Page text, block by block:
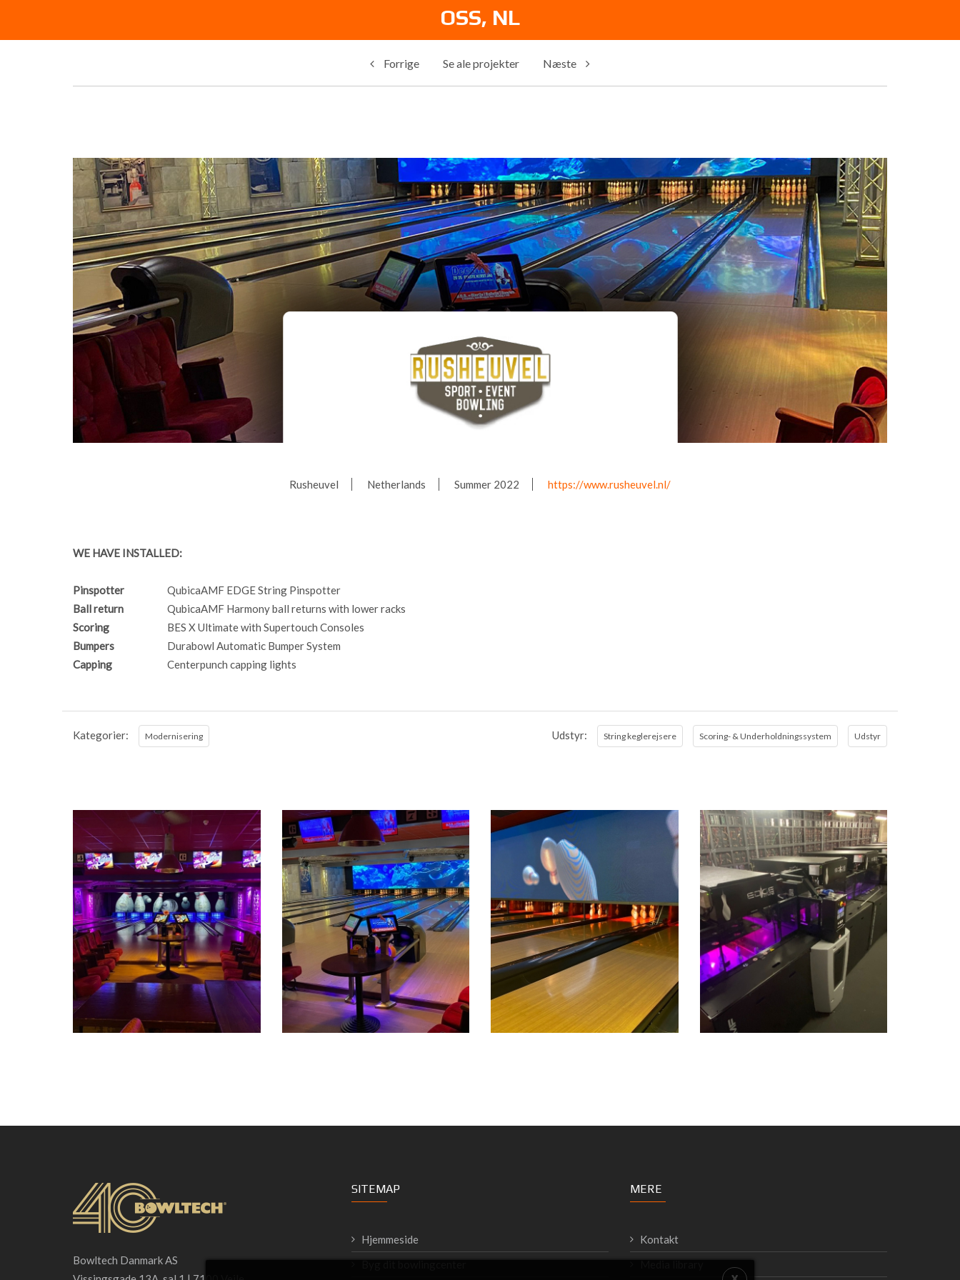
OSS, NL
Forrige Se ale projekter Næste
Rusheuvel Netherlands Summer 2022 https://www.rusheuvel.nl/
WE HAVE INSTALLED:
Pinspotter QubicaAMF EDGE String Pinspotter
Ball return
QubicaAMF Harmony ball returns with lower racks
Scoring
BES X Ultimate with Supertouch Consoles
Bumpers
Durabowl Automatic Bumper System
Capping
Centerpunch capping lights
Kategorier: Modernisering Udstyr: String keglerejsere Scoring- & Underholdningssystem Udstyr
Bowltech Danmark AS
SITEMAP
Hjemmeside
MERE
Kontakt